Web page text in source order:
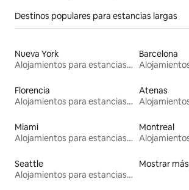
Destinos populares para estancias largas
Nueva York
Alojamientos para estancias largas
Barcelona
Florencia
Alojamientos para estancias largas
Atenas
Miami
Alojamientos para estancias largas
Montreal
Seattle
Alojamientos para estancias largas
Mostrar más